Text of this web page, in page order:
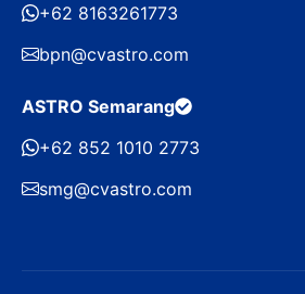
+62 8163261773
bpn@cvastro.com
ASTRO Semarang
+62 852 1010 2773
smg@cvastro.com